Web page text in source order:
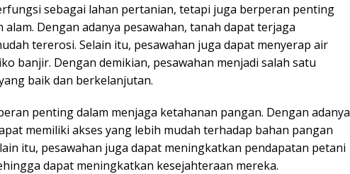
sebagai lahan pertanian, tetapi juga berperan penting
Dengan adanya pesawahan, tanah dapat terjaga
tererosi. Selain itu, pesawahan juga dapat menyerap air
banjir. Dengan demikian, pesawahan menjadi salah satu
baik dan berkelanjutan.
penting dalam menjaga ketahanan pangan. Dengan adanya
memiliki akses yang lebih mudah terhadap bahan pangan
itu, pesawahan juga dapat meningkatkan pendapatan petani
dapat meningkatkan kesejahteraan mereka.